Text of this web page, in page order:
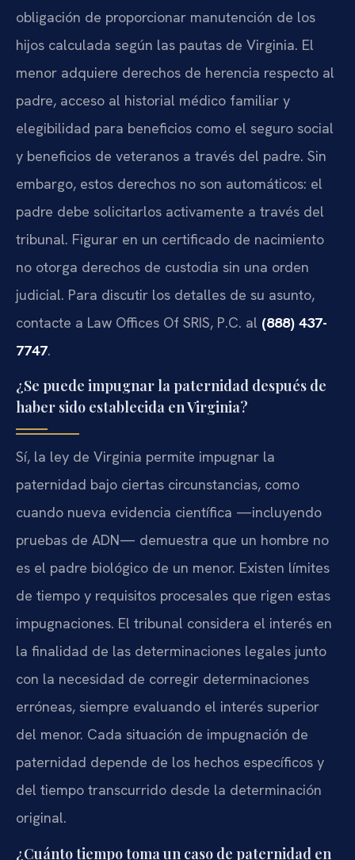
obligación de proporcionar manutención de los
hijos calculada según las pautas de Virginia. El
menor adquiere derechos de herencia respecto al
padre, acceso al historial médico familiar y
elegibilidad para beneficios como el seguro social
y beneficios de veteranos a través del padre. Sin
embargo, estos derechos no son automáticos: el
padre debe solicitarlos activamente a través del
tribunal. Figurar en un certificado de nacimiento
no otorga derechos de custodia sin una orden
judicial. Para discutir los detalles de su asunto,
contacte a Law Offices Of SRIS, P.C. al (888) 437-
7747.
¿Se puede impugnar la paternidad después de
haber sido establecida en Virginia?
Sí, la ley de Virginia permite impugnar la
paternidad bajo ciertas circunstancias, como
cuando nueva evidencia científica —incluyendo
pruebas de ADN— demuestra que un hombre no
es el padre biológico de un menor. Existen límites
de tiempo y requisitos procesales que rigen estas
impugnaciones. El tribunal considera el interés en
la finalidad de las determinaciones legales junto
con la necesidad de corregir determinaciones
erróneas, siempre evaluando el interés superior
del menor. Cada situación de impugnación de
paternidad depende de los hechos específicos y
del tiempo transcurrido desde la determinación
original.
¿Cuánto tiempo toma un caso de paternidad en